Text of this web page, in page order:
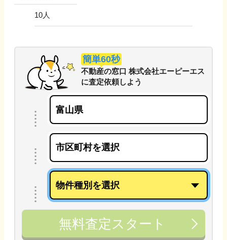
10人
簡単60秒
不動産の窓口 株式会社エーピーエス
に査定依頼しよう
無料査定スタート